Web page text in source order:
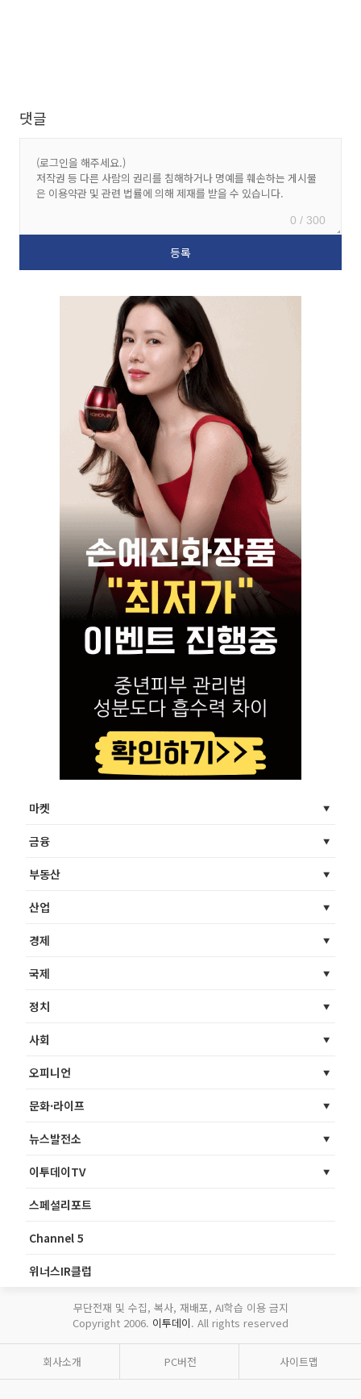
댓글
0 / 300
마켓
금융
부동산
산업
경제
국제
정치
사회
오피니언
문화·라이프
뉴스발전소
이투데이TV
스페셜리포트
Channel 5
위너스IR클럽
무단전재 및 수집, 복사, 재배포, AI학습 이용 금지
Copyright 2006. 이투데이. All rights reserved
회사소개 PC버전 사이트맵